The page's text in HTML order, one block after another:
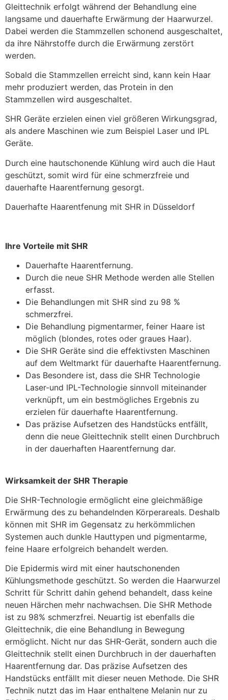
Gleittechnik erfolgt während der Behandlung eine
langsame und dauerhafte Erwärmung der Haarwurzel.
Dabei werden die Stammzellen schonend ausgeschaltet,
da ihre Nährstoffe durch die Erwärmung zerstört
werden.
Sobald die Stammzellen erreicht sind, kann kein Haar
mehr produziert werden, das Protein in den
Stammzellen wird ausgeschaltet.
SHR Geräte erzielen einen viel größeren Wirkungsgrad,
als andere Maschinen wie zum Beispiel Laser und IPL
Geräte.
Durch eine hautschonende Kühlung wird auch die Haut
geschützt, somit wird für eine schmerzfreie und
dauerhafte Haarentfernung gesorgt.
Dauerhafte Haarentfenung mit SHR in Düsseldorf
Ihre Vorteile mit SHR
Dauerhafte Haarentfernung.
Durch die neue SHR Methode werden alle Stellen
erfasst.
Die Behandlungen mit SHR sind zu 98 %
schmerzfrei.
Die Behandlung pigmentarmer, feiner Haare ist
möglich (blondes, rotes oder graues Haar).
Die SHR Geräte sind die effektivsten Maschinen
auf dem Weltmarkt für dauerhafte Haarentfernung.
Das Besondere ist, dass die SHR Technologie
Laser-und IPL-Technologie sinnvoll miteinander
verknüpft, um ein bestmögliches Ergebnis zu
erzielen für dauerhafte Haarentfernung.
Das präzise Aufsetzen des Handstücks entfällt,
denn die neue Gleittechnik stellt einen Durchbruch
in der dauerhaften Haarentfernung dar.
Wirksamkeit der SHR Therapie
Die SHR-Technologie ermöglicht eine gleichmäßige
Erwärmung des zu behandelnden Körperareals. Deshalb
können mit SHR im Gegensatz zu herkömmlichen
Systemen auch dunkle Hauttypen und pigmentarme,
feine Haare erfolgreich behandelt werden.
Die Epidermis wird mit einer hautschonenden
Kühlungsmethode geschützt. So werden die Haarwurzel
Schritt für Schritt dahin gehend behandelt, dass keine
neuen Härchen mehr nachwachsen. Die SHR Methode
ist zu 98% schmerzfrei. Neuartig ist ebenfalls die
Gleittechnik, die eine Behandlung in Bewegung
ermöglicht. Nicht nur das SHR-Gerät, sondern auch die
Gleittechnik stellt einen Durchbruch in der dauerhaften
Haarentfernung dar. Das präzise Aufsetzen des
Handstücks entfällt mit dieser neuen Methode. Die SHR
Technik nutzt das im Haar enthaltene Melanin nur zu